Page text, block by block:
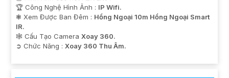
🏆 Công Nghệ Hình Ảnh : IP Wifi.
❃ Xem Được Ban Đêm : Hồng Ngoại 10m Hồng Ngoại Smart
IR.
🕸️ Cấu Tạo Camera Xoay 360.
️➲ Chức Năng : Xoay 360 Thu Âm.